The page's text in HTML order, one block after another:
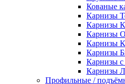
Кованые
Карнизы
Карнизы
Карнизы
Карнизы
Карнизы
Карнизы с
Карнизы
Профильные /